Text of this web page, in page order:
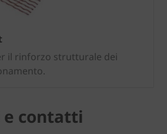
il rinforzo strutturale dei
contatti